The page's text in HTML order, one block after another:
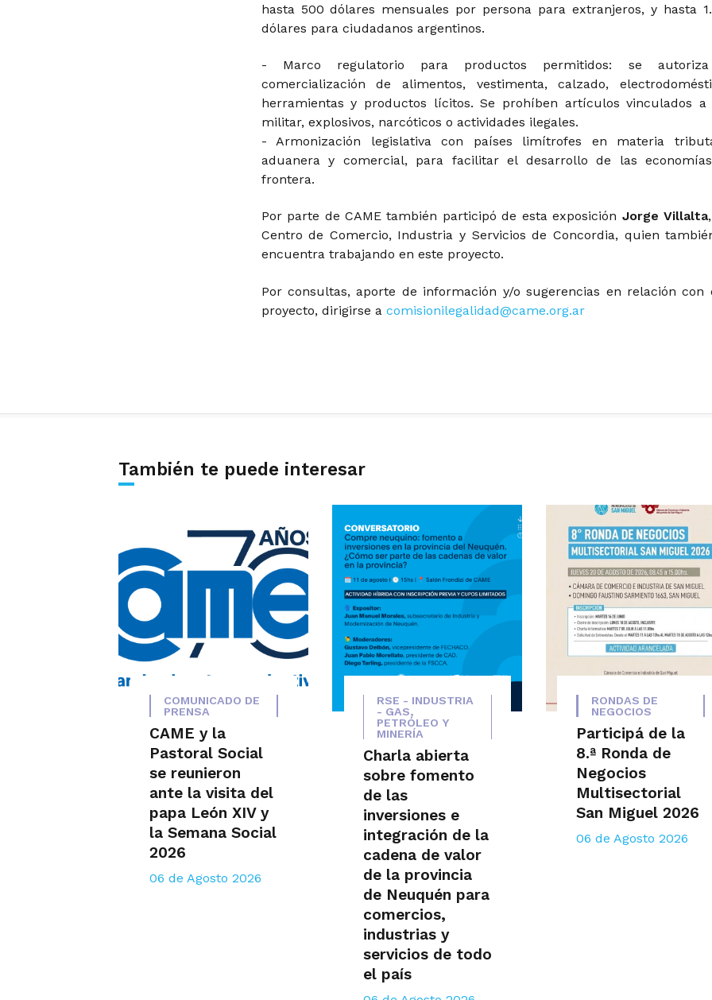
hasta 500 dólares mensuales por persona para extranjeros, y hasta
dólares para ciudadanos argentinos.
- Marco regulatorio para productos permitidos: se
comercialización de alimentos, vestimenta, calzado,
herramientas y productos lícitos. Se prohíben artículos vinculados a
militar, explosivos, narcóticos o actividades ilegales.
- Armonización legislativa con países limítrofes en materia
aduanera y comercial, para facilitar el desarrollo de las
frontera.
Por parte de CAME también participó de esta exposición Jorge Villalta
Centro de Comercio, Industria y Servicios de Concordia, quien
encuentra trabajando en este proyecto.
Por consultas, aporte de información y/o sugerencias en relación con
proyecto, dirigirse a comisionilegalidad@came.org.ar
También te puede interesar
COMUNICADO DE
PRENSA
CAME y la
Pastoral Social
se reunieron
ante la visita del
papa León XIV y
la Semana Social
2026
06 de Agosto 2026
RSE - INDUSTRIA
- GAS,
PETRÓLEO Y
MINERÍA
Charla abierta
sobre fomento
de las
inversiones e
integración de la
cadena de valor
de la provincia
de Neuquén para
comercios,
industrias y
servicios de todo
el país
RONDAS DE
NEGOCIOS
Participá de la
8.ª Ronda de
Negocios
Multisectorial
San Miguel 2026
06 de Agosto 2026